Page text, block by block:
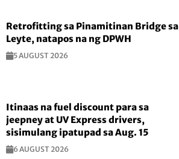
Retrofitting sa Pinamitinan Bridge sa
Leyte, natapos na ng DPWH
5 AUGUST 2026
Itinaas na fuel discount para sa
jeepney at UV Express drivers,
sisimulang ipatupad sa Aug. 15
6 AUGUST 2026